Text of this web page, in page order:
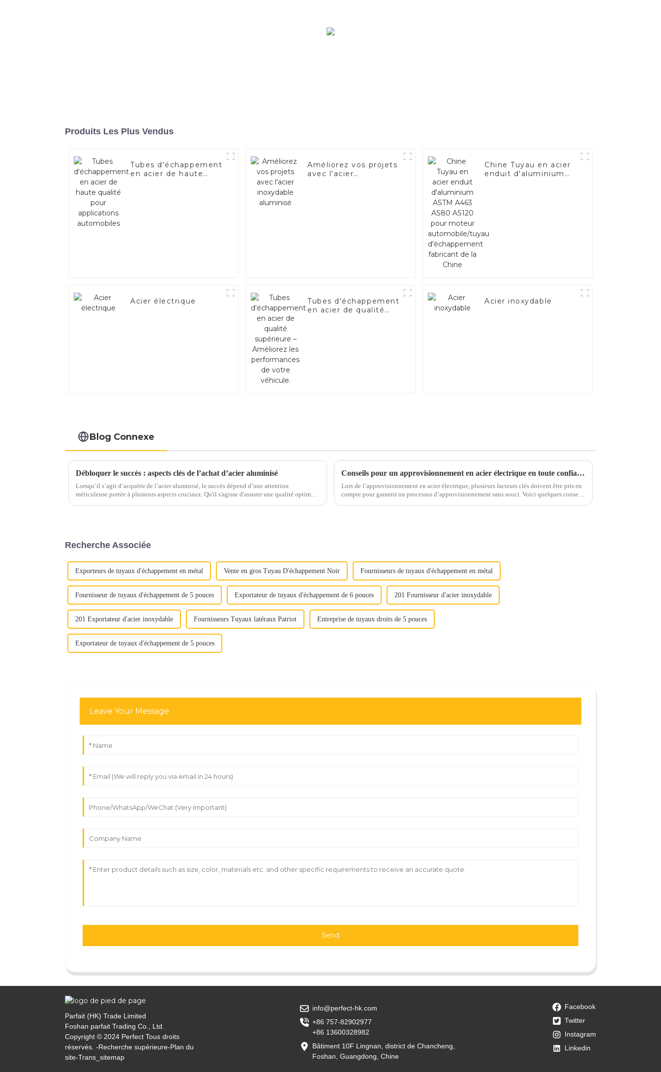
Produits Les Plus Vendus
Tubes d'échappement
en acier de haute
Améliorez vos projets
avec l'acier
Chine Tuyau en acier
enduit d'aluminium
Acier électrique
Tubes d'échappement
en acier de qualité
Acier inoxydable
Blog Connexe
Débloquer le succès : aspects clés de l’achat d’acier aluminisé
Lorsqu’il s’agit d’acquérir de l’acier aluminisé, le succès dépend d’une attention
méticuleuse portée à plusieurs aspects cruciaux. Qu'il s'agisse d'assurer une qualité optimale
Conseils pour un approvisionnement en acier électrique en toute confiance
Lors de l’approvisionnement en acier électrique, plusieurs facteurs clés doivent être pris en
compte pour garantir un processus d’approvisionnement sans souci. Voici quelques conseils
Recherche Associée
Exporteurs de tuyaux d'échappement en métal Vente en gros Tuyau D'échappement Noir Fournisseurs de tuyaux d'échappement en métal
Fournisseur de tuyaux d'échappement de 5 pouces Exportateur de tuyaux d'échappement de 6 pouces 201 Fournisseur d'acier inoxydable
201 Exportateur d'acier inoxydable Fournisseurs Tuyaux latéraux Patriot Entreprise de tuyaux droits de 5 pouces
Exportateur de tuyaux d'échappement de 5 pouces
Leave Your Message
Send
Parfait (HK) Trade Limited
Foshan parfait Trading Co., Ltd.
Copyright © 2024 Perfect Tous droits
réservés. -Recherche supérieure-Plan du
site-Trans_sitemap
info@perfect-hk.com
+86 757-82902977
+86 13600328982
Bâtiment 10F Lingnan, district de Chancheng,
Foshan, Guangdong, Chine
Facebook
Twitter
Instagram
Linkedin